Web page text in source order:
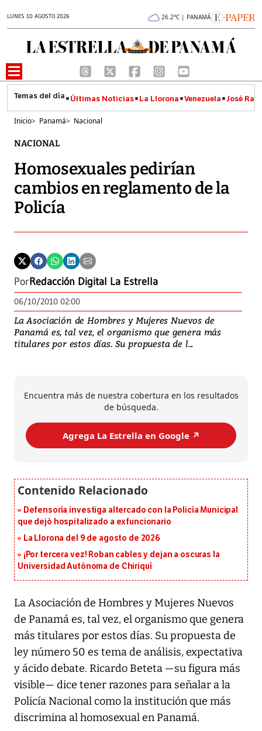
LUNES 10 AGOSTO 2026 26.2°C | PANAMÁ
Últimas Noticias La Llorona Venezuela José
Inicio> Panamá> Nacional
NACIONAL
Homosexuales pedirían
cambios en reglamento de la
Policía
PorRedacción Digital La Estrella
06/10/2010 02:00
La Asociación de Hombres y Mujeres Nuevos de
Panamá es, tal vez, el organismo que genera más
titulares por estos días. Su propuesta de l...
Encuentra más de nuestra cobertura en los resultados
de búsqueda.
Agrega La Estrella en Google ↗️
Defensoría investiga altercado con la Policía Municipal
que dejó hospitalizado a exfuncionario
La Llorona del 9 de agosto de 2026
¡Por tercera vez! Roban cables y dejan a oscuras la
Universidad Autónoma de Chiriquí
La Asociación de Hombres y Mujeres Nuevos
de Panamá es, tal vez, el organismo que genera
más titulares por estos días. Su propuesta de
ley número 50 es tema de análisis, expectativa
y ácido debate. Ricardo Beteta —su figura más
visible— dice tener razones para señalar a la
Policía Nacional como la institución que más
discrimina al homosexual en Panamá.